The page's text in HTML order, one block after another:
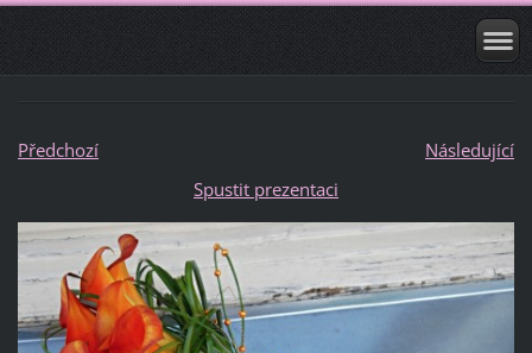
Předchozí
Následující
Spustit prezentaci